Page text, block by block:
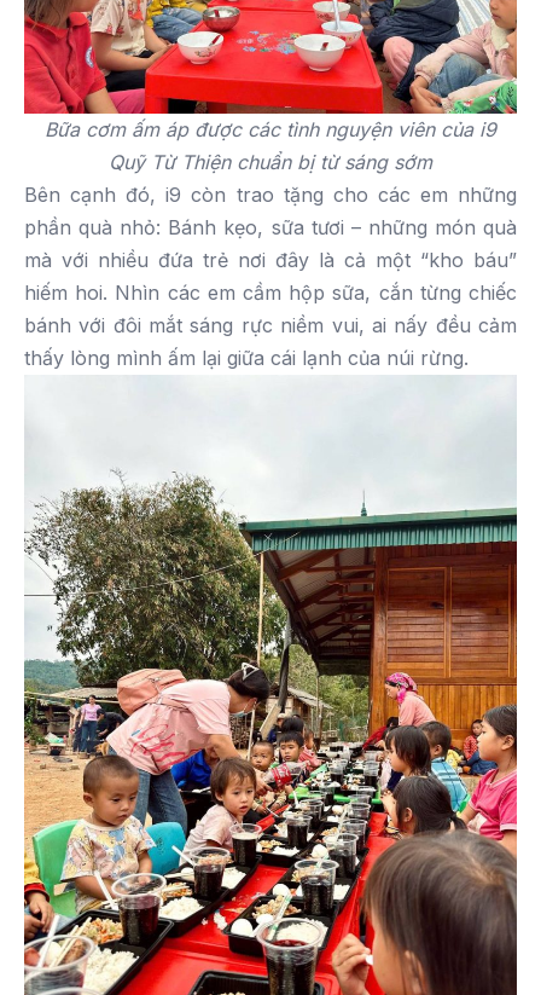
Bữa cơm ấm áp được các tình nguyện viên của i9
Quỹ Từ Thiện chuẩn bị từ sáng sớm
Bên cạnh đó, i9 còn trao tặng cho các em những
phần quà nhỏ: Bánh kẹo, sữa tươi – những món quà
mà với nhiều đứa trẻ nơi đây là cả một “kho báu”
hiếm hoi. Nhìn các em cầm hộp sữa, cắn từng chiếc
bánh với đôi mắt sáng rực niềm vui, ai nấy đều cảm
thấy lòng mình ấm lại giữa cái lạnh của núi rừng.